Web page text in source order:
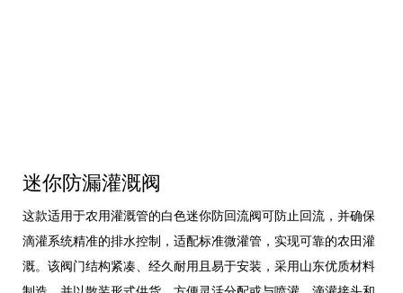
迷你防漏灌溉阀
这款适用于农用灌溉管的白色迷你防回流阀可防止回流，并确保
滴灌系统精准的排水控制，适配标准微灌管，实现可靠的农田灌
溉。该阀门结构紧凑、经久耐用且易于安装，采用山东优质材料